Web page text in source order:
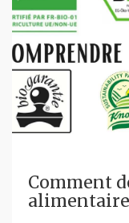
Comment